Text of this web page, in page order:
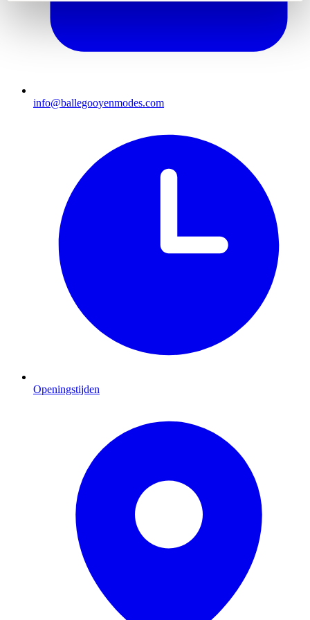
info@ballegooyenmodes.com
Openingstijden